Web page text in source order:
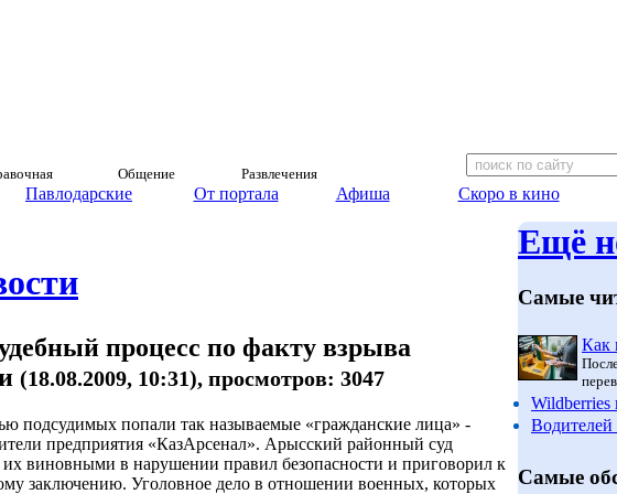
Общение Развлечения
Павлодарские От портала Афиша Скоро в кино
процесс по факту взрыва
(18.08.2009, 10:31), просмотров: 3047
подсудимых попали так называемые «гражданские лица» -
предприятия «КазАрсенал». Арысский районный суд
их виновными в нарушении правил безопасности и приговорил к
заключению. Уголовное дело в отношении военных, которых
Ещё
Самые
Как
Wildberries
Самые